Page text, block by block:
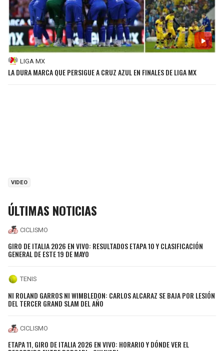
LIGA MX
LA DURA MARCA QUE PERSIGUE A CRUZ AZUL EN FINALES DE LIGA MX
VIDEO
ÚLTIMAS NOTICIAS
CICLISMO
GIRO DE ITALIA 2026 EN VIVO: RESULTADOS ETAPA 10 Y CLASIFICACIÓN
GENERAL DE ESTE 19 DE MAYO
TENIS
NI ROLAND GARROS NI WIMBLEDON: CARLOS ALCARAZ SE BAJA POR LESIÓN
DEL TERCER GRAND SLAM DEL AÑO
CICLISMO
ETAPA 11, GIRO DE ITALIA 2026 EN VIVO: HORARIO Y DÓNDE VER EL